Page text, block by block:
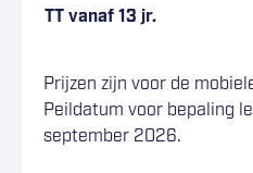
TT vanaf 13 jr.
Prijzen zijn voor de
Peildatum voor bepaling
september 2026.